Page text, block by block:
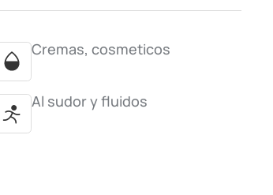
Cremas, cosmeticos
Al sudor y fluidos